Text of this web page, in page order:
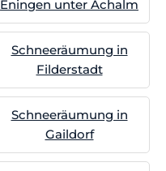
Eningen unter Achalm
Schneeräumung in
Filderstadt
Schneeräumung in
Gaildorf